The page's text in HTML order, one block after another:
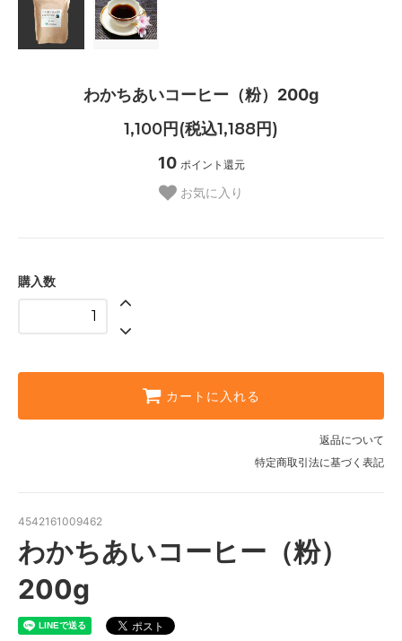
わかちあいコーヒー（粉）200g
1,100円(税込1,188円)
10 ポイント還元
お気に入り
購入数
カートに入れる
返品について
特定商取引法に基づく表記
4542161009462
わかちあいコーヒー（粉）
200g